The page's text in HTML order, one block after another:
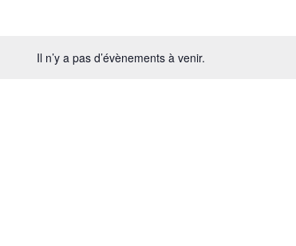
Il n’y a pas d’évènements à venir.